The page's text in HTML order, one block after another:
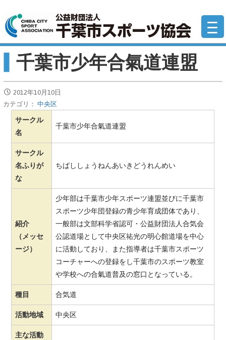
テ
ン
移
動
公
千葉市少年合氣道連盟
2012年10月10日
カテゴリ：中央区
サークル
名
千葉市少年合氣道連盟
サークル
名ふりが
な
ちばししょうねんあいきどうれんめい
紹介
（メッセ
ージ）
少年部は千葉市少年スポーツ連盟並びに千葉市
スポーツ少年団登録の青少年育成団体であり、
一般部は文部科学省認可・公益財団法人合気会
公認道場として中央区祐光の明心館道場を中心
に活動しており、また指導者は千葉市スポーツ
コーチャーへの登録をし千葉市のスポーツ教室
や学校への合氣道普及の窓口となっている。
種目 合気道
活動地域 中央区
主な活動